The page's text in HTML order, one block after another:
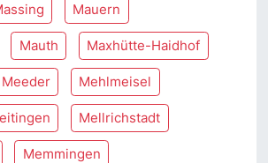
Mauern
Mauth Maxhütte-Haidhof
Meeder Mehlmeisel
Mellrichstadt
Memmingen